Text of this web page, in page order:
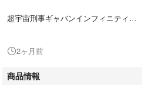
超宇宙刑事ギャバンインフィニティ
アパレル しまむら商品限定のエモルギア
2個セットです。
2ヶ月前
商品情報